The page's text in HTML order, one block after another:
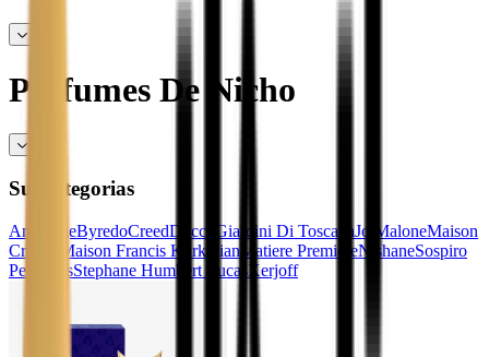
Perfumes De Nicho
Subcategorias
AmouageByredoCreedDucci Giardini Di ToscanaJo MaloneMaison
Crivelli
Maison Francis Kurkdjian Matiere PremiereNishaneSospiro
PerfumesStephane Humbert LucasXerjoff